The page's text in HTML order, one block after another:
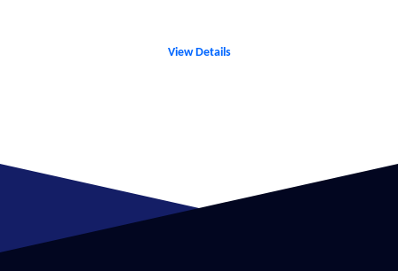
View Details